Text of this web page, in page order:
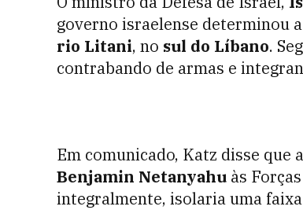
governo israelense determinou
rio Litani, no sul do Líbano.
contrabando de armas e
Em comunicado, Katz disse
Benjamin Netanyahu às
integralmente, isolaria uma